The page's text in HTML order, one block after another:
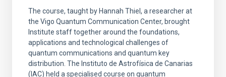
The course, taught by Hannah Thiel, a researcher at
the Vigo Quantum Communication Center, brought
Institute staff together around the foundations,
applications and technological challenges of
quantum communications and quantum key
distribution. The Instituto de Astrofísica de Canarias
(IAC) held a specialised course on quantum